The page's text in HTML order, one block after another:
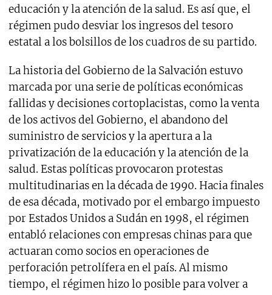
educación y la atención de la salud. Es así que, el
régimen pudo desviar los ingresos del tesoro
estatal a los bolsillos de los cuadros de su partido.
La historia del Gobierno de la Salvación estuvo
marcada por una serie de políticas económicas
fallidas y decisiones cortoplacistas, como la venta
de los activos del Gobierno, el abandono del
suministro de servicios y la apertura a la
privatización de la educación y la atención de la
salud. Estas políticas provocaron protestas
multitudinarias en la década de 1990. Hacia finales
de esa década, motivado por el embargo impuesto
por Estados Unidos a Sudán en 1998, el régimen
entabló relaciones con empresas chinas para que
actuaran como socios en operaciones de
perforación petrolífera en el país. Al mismo
tiempo, el régimen hizo lo posible para volver a